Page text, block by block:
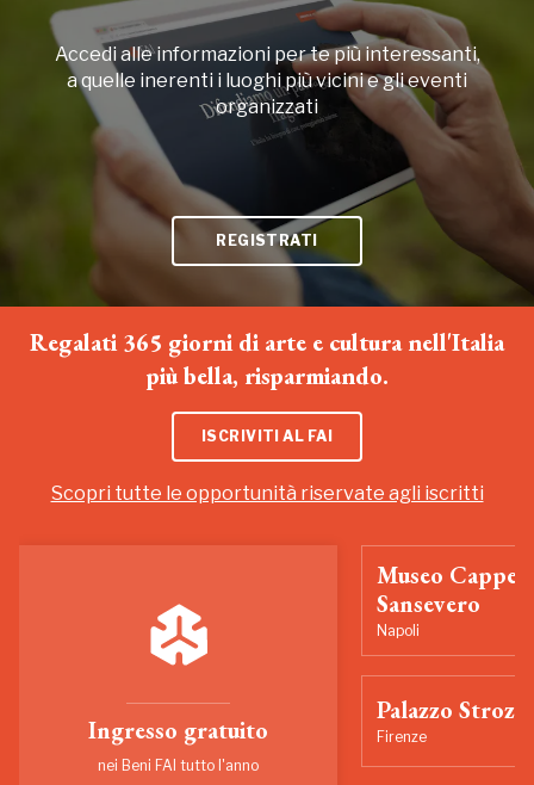
Accedi alle informazioni per te più interessanti,
a quelle inerenti i luoghi più vicini e gli eventi
organizzati
REGISTRATI
Regalati 365 giorni di arte e cultura nell'Italia
più bella, risparmiando.
ISCRIVITI AL FAI
Scopri tutte le opportunità riservate agli iscritti
Ingresso gratuito
nei Beni FAI tutto l'anno
Museo
Sansevero
Napoli
Palazzo Strozzi
Firenze